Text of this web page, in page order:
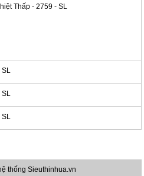
Thấp - 2759 - SL
SL
SL
SL
thống Sieuthinhua.vn